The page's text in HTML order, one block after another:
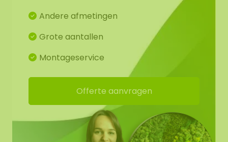
Andere afmetingen
Grote aantallen
Montageservice
Offerte aanvragen